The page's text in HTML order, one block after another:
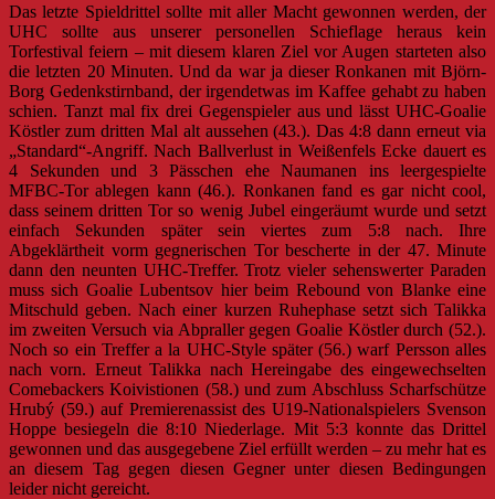
Das letzte Spieldrittel sollte mit aller Macht gewonnen werden, der
UHC sollte aus unserer personellen Schieflage heraus kein
Torfestival feiern – mit diesem klaren Ziel vor Augen starteten also
die letzten 20 Minuten. Und da war ja dieser Ronkanen mit Björn-
Borg Gedenkstirnband, der irgendetwas im Kaffee gehabt zu haben
schien. Tanzt mal fix drei Gegenspieler aus und lässt UHC-Goalie
Köstler zum dritten Mal alt aussehen (43.). Das 4:8 dann erneut via
„Standard“-Angriff. Nach Ballverlust in Weißenfels Ecke dauert es
4 Sekunden und 3 Pässchen ehe Naumanen ins leergespielte
MFBC-Tor ablegen kann (46.). Ronkanen fand es gar nicht cool,
dass seinem dritten Tor so wenig Jubel eingeräumt wurde und setzt
einfach Sekunden später sein viertes zum 5:8 nach. Ihre
Abgeklärtheit vorm gegnerischen Tor bescherte in der 47. Minute
dann den neunten UHC-Treffer. Trotz vieler sehenswerter Paraden
muss sich Goalie Lubentsov hier beim Rebound von Blanke eine
Mitschuld geben. Nach einer kurzen Ruhephase setzt sich Talikka
im zweiten Versuch via Abpraller gegen Goalie Köstler durch (52.).
Noch so ein Treffer a la UHC-Style später (56.) warf Persson alles
nach vorn. Erneut Talikka nach Hereingabe des eingewechselten
Comebackers Koivistionen (58.) und zum Abschluss Scharfschütze
Hrubý (59.) auf Premierenassist des U19-Nationalspielers Svenson
Hoppe besiegeln die 8:10 Niederlage. Mit 5:3 konnte das Drittel
gewonnen und das ausgegebene Ziel erfüllt werden – zu mehr hat es
an diesem Tag gegen diesen Gegner unter diesen Bedingungen
leider nicht gereicht.